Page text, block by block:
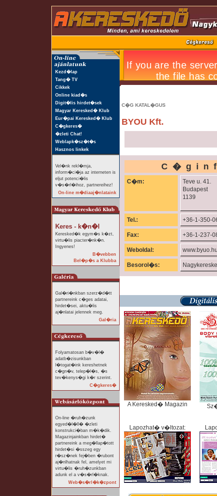
Kezd�lap
Tang� TV
Cikkek
Online kiad�s
Digit�lis hirdet�sek
Magyar Keresked� Klub
Eur�pai Keresked� Klub
C�gkeres�
�zleti Chat!
Weblapk�sz�t�s
Hasznos linkek
Vel�nk rekl�mja,
inform�ci�ja az interneten is
eljut potenci�lis
v�s�rl�ihoz, partnereihez!
On-line m�diaaj�nlataink
Keres - k�n�l
Keresked�k egym�s k�zt,
virtu�lis piacter�nk�n.
Ingyenes!
B�vebben
Bel�p�s a Klubba
Gal�ri�nkban szerz�d�tt
partnereink c�ges adatai,
hirdet�sei, aktu�lis
aj�nlatai jelennek meg.
Gal�ria
Folyamatosan b�v�l�
adatb�zisunkban
l�togat�ink kereshetnek
c�gn�v, telep�l�s, �s
tev�kenys�gi k�r szerint.
C�gkeres�
On-line �ruh�zunk
egyed�l�ll� �zleti
konstrukci�ban m�k�dik.
Magazinjainkban hirdet�
partnereink a meg�llap�tott
hirdet�si �sszeg egy
r�sz�nek fej�ben �rubont
aj�nlhatnak fel, amelyet mi
virtu�lis �ruh�zunkban
adunk el a v�s�rl�knak.
Web�s�rl�k�zpont
C�G KATAL�GUS
BYOU Kft.
C�m:
Teve u. 41.
Budapest
1139
Tel.: +36-1-350-
Fax: +36-1-237-
Weboldal:
Besorol�s:
A Keresked� Magazin
Lapozhat� v�ltozat: